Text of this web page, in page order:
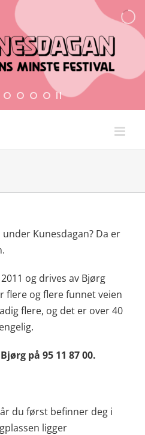
Kunesdagan? Da er
og drives av Bjørg
flere og flere funnet veien
flere, og det er over 40
på 95 11 87 00.
du først befinner deg i
ligger